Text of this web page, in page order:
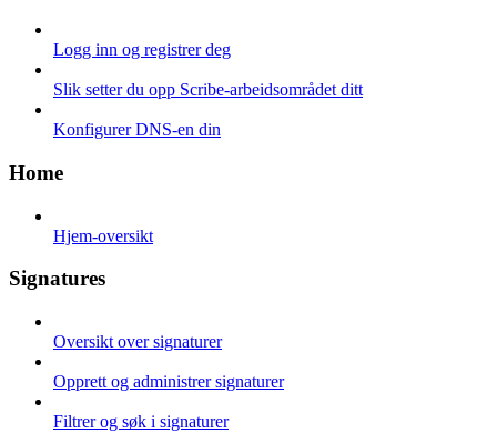
Logg inn og registrer deg
Slik setter du opp Scribe-arbeidsområdet ditt
Konfigurer DNS-en din
Home
Hjem-oversikt
Signatures
Oversikt over signaturer
Opprett og administrer signaturer
Filtrer og søk i signaturer